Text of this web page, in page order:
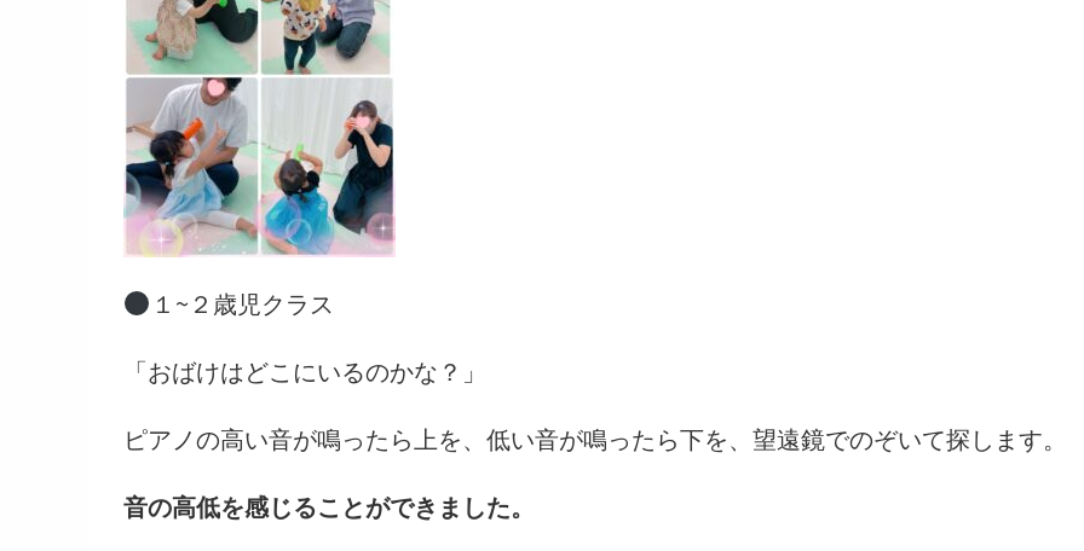
１~２歳児クラス
「おばけはどこにいるのかな？」
ピアノの高い音が鳴ったら上を、低い音が鳴ったら下を、望遠鏡でのぞいて探します。
音の高低を感じることができました。